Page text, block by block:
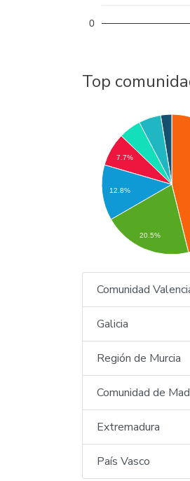
0
Top
7.7%
12.8%
20.5%
Comunidad
Galicia
Región de Murcia
Comunidad de
Extremadura
País Vasco